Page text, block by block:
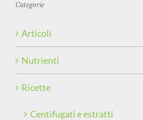
Categorie
Articoli
Nutrienti
Ricette
Centifugati e estratti